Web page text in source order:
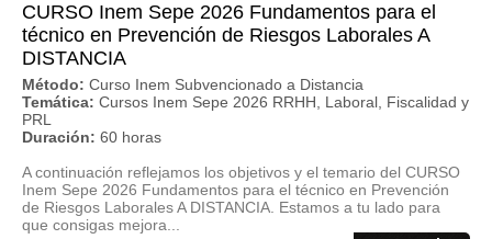
CURSO Inem Sepe 2026 Fundamentos para el
técnico en Prevención de Riesgos Laborales A
DISTANCIA
Método: Curso Inem Subvencionado a Distancia
Temática: Cursos Inem Sepe 2026 RRHH, Laboral, Fiscalidad y
PRL
Duración: 60 horas
A continuación reflejamos los objetivos y el temario del CURSO
Inem Sepe 2026 Fundamentos para el técnico en Prevención
de Riesgos Laborales A DISTANCIA. Estamos a tu lado para
que consigas mejora...